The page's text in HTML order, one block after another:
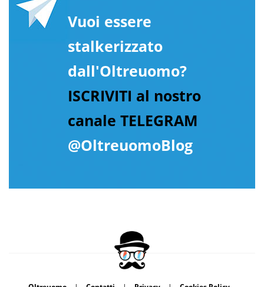
Vuoi essere
stalkerizzato
dall'Oltreuomo?
ISCRIVITI al nostro
canale TELEGRAM
@OltreuomoBlog